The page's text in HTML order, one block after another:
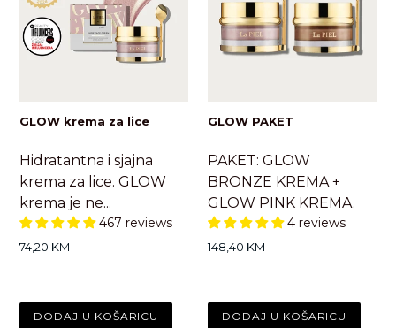
GLOW krema za lice
Hidratantna i sjajna
krema za lice. GLOW
krema je ne...
467 reviews
Standardna
74,20 KM
GLOW PAKET
PAKET: GLOW
BRONZE KREMA +
GLOW PINK KREMA.
4 reviews
Standardna
148,40 KM